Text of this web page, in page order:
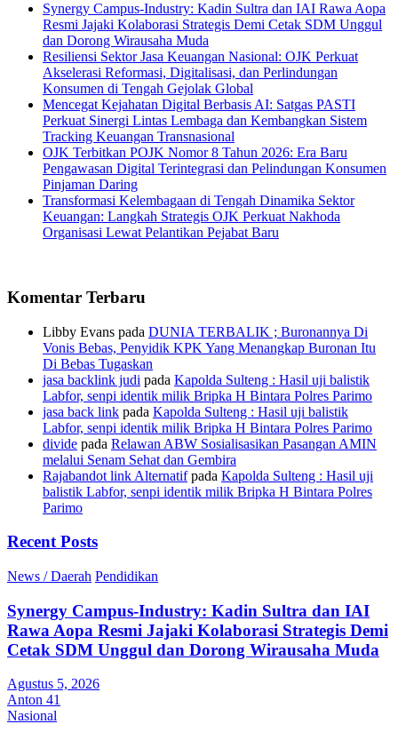
Synergy Campus-Industry: Kadin Sultra dan IAI Rawa Aopa
Resmi Jajaki Kolaborasi Strategis Demi Cetak SDM Unggul
dan Dorong Wirausaha Muda
Resiliensi Sektor Jasa Keuangan Nasional: OJK Perkuat
Akselerasi Reformasi, Digitalisasi, dan Perlindungan
Konsumen di Tengah Gejolak Global
Mencegat Kejahatan Digital Berbasis AI: Satgas PASTI
Perkuat Sinergi Lintas Lembaga dan Kembangkan Sistem
Tracking Keuangan Transnasional
OJK Terbitkan POJK Nomor 8 Tahun 2026: Era Baru
Pengawasan Digital Terintegrasi dan Pelindungan Konsumen
Pinjaman Daring
Transformasi Kelembagaan di Tengah Dinamika Sektor
Keuangan: Langkah Strategis OJK Perkuat Nakhoda
Organisasi Lewat Pelantikan Pejabat Baru
Komentar Terbaru
Libby Evans pada DUNIA TERBALIK ; Buronannya Di
Vonis Bebas, Penyidik KPK Yang Menangkap Buronan Itu
Di Bebas Tugaskan
jasa backlink judi pada Kapolda Sulteng : Hasil uji balistik
Labfor, senpi identik milik Bripka H Bintara Polres Parimo
jasa back link pada Kapolda Sulteng : Hasil uji balistik
Labfor, senpi identik milik Bripka H Bintara Polres Parimo
divide pada Relawan ABW Sosialisasikan Pasangan AMIN
melalui Senam Sehat dan Gembira
Rajabandot link Alternatifpada Kapolda Sulteng : Hasil uji
balistik Labfor, senpi identik milik Bripka H Bintara Polres
Parimo
Recent Posts
News / Daerah Pendidikan
Synergy Campus-Industry: Kadin Sultra dan IAI
Rawa Aopa Resmi Jajaki Kolaborasi Strategis Demi
Cetak SDM Unggul dan Dorong Wirausaha Muda
Agustus 5, 2026
Anton 41
Nasional